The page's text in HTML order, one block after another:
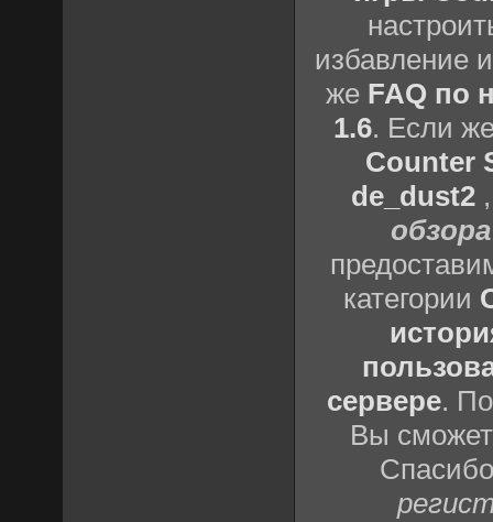
избавление
же FAQ по
1.6. Если
Counter
de_dust2
категории
сервере.
Вы